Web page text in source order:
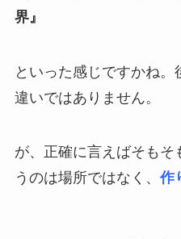
界』
といった感じですかね
違いではありません。
が、正確に言えばそもそ
うのは場所ではなく、 作